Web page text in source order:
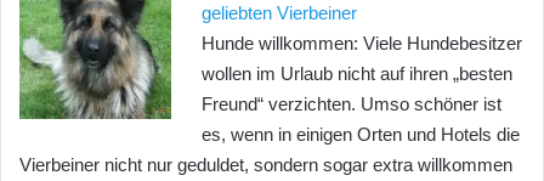
geliebten Vierbeiner
Hunde willkommen: Viele Hundebesitzer
wollen im Urlaub nicht auf ihren „besten
Freund“ verzichten. Umso schöner ist
es, wenn in einigen Orten und Hotels die
Vierbeiner nicht nur geduldet, sondern sogar extra willkommen